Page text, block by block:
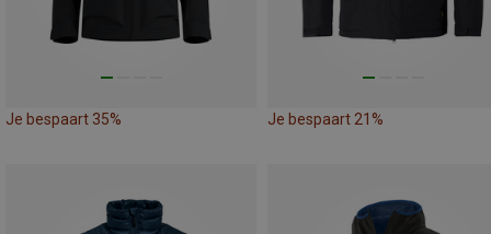
Je bespaart 35% Je bespaart 21%